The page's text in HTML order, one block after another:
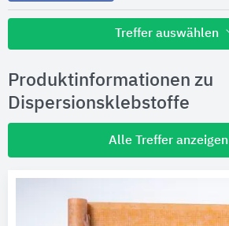
Treffer auswählen
Hersteller
Produktinformationen
Produktinformationen zu
Dispersionsklebstoffe
Alle Treffer anzeigen